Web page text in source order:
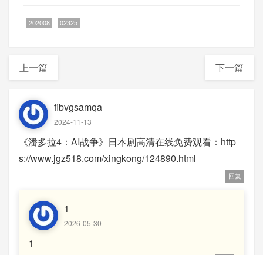
202008 02325
上一篇 下一篇
fibvgsamqa
2024-11-13
《潘多拉4：AI战争》日本剧高清在线免费观看：http
s://www.jgz518.com/xingkong/124890.html
回复
1
2026-05-30
1